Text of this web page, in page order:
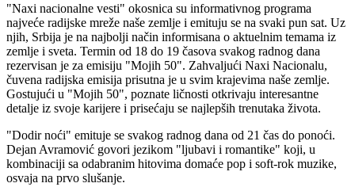
"Naxi nacionalne vesti" okosnica su informativnog programa
najveće radijske mreže naše zemlje i emituju se na svaki pun sat. Uz
njih, Srbija je na najbolji način informisana o aktuelnim temama iz
zemlje i sveta. Termin od 18 do 19 časova svakog radnog dana
rezervisan je za emisiju "Mojih 50". Zahvaljući Naxi Nacionalu,
čuvena radijska emisija prisutna je u svim krajevima naše zemlje.
Gostujući u "Mojih 50", poznate ličnosti otkrivaju interesantne
detalje iz svoje karijere i prisećaju se najlepših trenutaka života.
"Dodir noći" emituje se svakog radnog dana od 21 čas do ponoći.
Dejan Avramović govori jezikom "ljubavi i romantike" koji, u
kombinaciji sa odabranim hitovima domaće pop i soft-rok muzike,
osvaja na prvo slušanje.